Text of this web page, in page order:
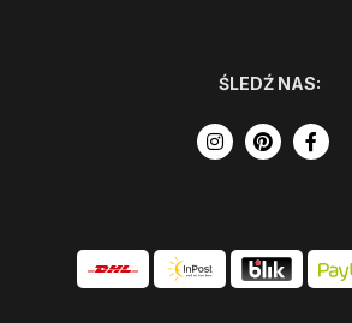
ŚLEDŹ NAS: